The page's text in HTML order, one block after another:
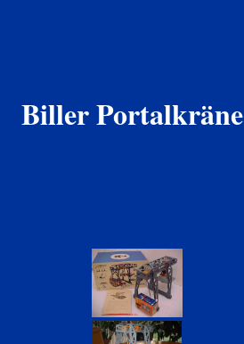
Biller Portalkräne